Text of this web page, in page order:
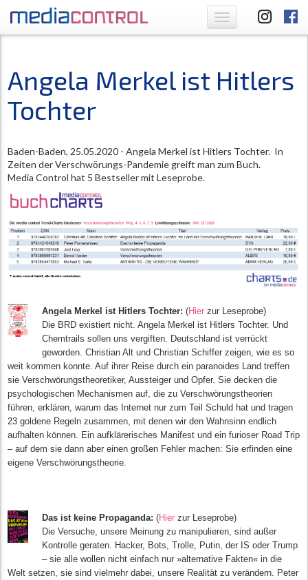
Toggle
navigation
Angela Merkel ist Hitlers
Tochter
Baden-Baden, 25.05.2020 - Angela Merkel ist Hitlers Tochter. In
Zeiten der Verschwörungs-Pandemie greift man zum Buch.
Media Control hat 5 Bestseller mit Leseprobe.
Angela Merkel ist Hitlers Tochter: (Hierzur Leseprobe)
Die BRD existiert nicht. Angela Merkel ist Hitlers Tochter. Und
Chemtrails sollen uns vergiften. Deutschland ist verrückt
geworden. Christian Alt und Christian Schiffer zeigen, wie es so
weit kommen konnte. Auf ihrer Reise durch ein paranoides Land treffen
sie Verschwörungstheoretiker, Aussteiger und Opfer. Sie decken die
psychologischen Mechanismen auf, die zu Verschwörungstheorien
führen, erklären, warum das Internet nur zum Teil Schuld hat und tragen
23 goldene Regeln zusammen, mit denen wir den Wahnsinn endlich
aufhalten können. Ein aufklärerisches Manifest und ein furioser Road Trip
– auf dem sie dann aber einen großen Fehler machen: Sie erfinden eine
eigene Verschwörungstheorie.
Das ist keine Propaganda: (Hierzur Leseprobe)
Die Versuche, unsere Meinung zu manipulieren, sind außer
Kontrolle geraten. Hacker, Bots, Trolle, Putin, der IS oder Trump
– sie alle wollen nicht einfach nur »alternative Fakten« in die
Welt setzen, sie sind vielmehr dabei, unsere Realität zu verändern. Peter